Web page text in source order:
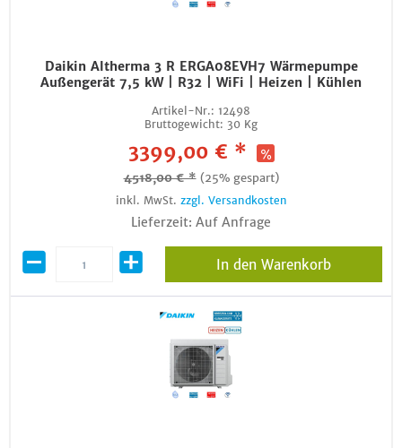
Daikin Altherma 3 R ERGA08EVH7 Wärmepumpe
Außengerät 7,5 kW | R32 | WiFi | Heizen | Kühlen
Artikel-Nr.: 12498
Bruttogewicht: 30 Kg
3399,00 € *
4518,00 € * (25% gespart)
inkl. MwSt. zzgl. Versandkosten
Lieferzeit: Auf Anfrage
In den Warenkorb